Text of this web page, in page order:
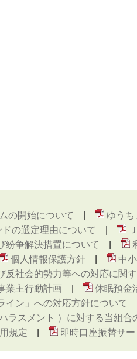
の開始について
ゆう
の選定理由について
紛争解決措置について
個人情報保護方針
中
反社会的勢力等への対応に関
業主行動計画
休眠預金
イン」への対応方針について
ラスメント ）に対する当組合
規定
即時口座振替サ